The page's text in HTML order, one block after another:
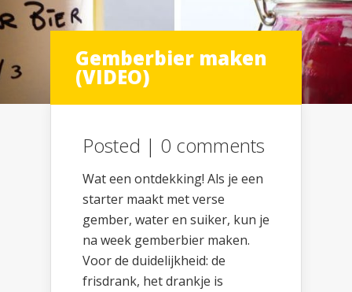
Gemberbier maken
(VIDEO)
Posted | 0 comments
Wat een ontdekking! Als je een
starter maakt met verse
gember, water en suiker, kun je
na week gemberbier maken.
Voor de duidelijkheid: de
frisdrank, het drankje is